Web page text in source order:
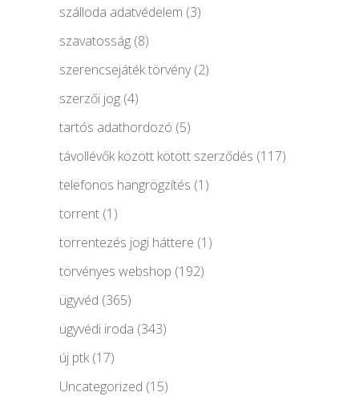
szálloda adatvédelem (3)
szavatosság (8)
szerencsejáték törvény(2)
szerzői jog (4)
tartós adathordozó (5)
távollévők között kötött szerződés (117)
telefonos hangrögzítés (1)
torrent (1)
torrentezés jogi háttere (1)
törvényes webshop (192)
ügyvéd (365)
ügyvédi iroda (343)
új ptk(17)
Uncategorized (15)